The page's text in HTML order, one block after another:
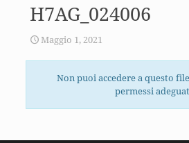
H7AG_024006
Maggio 1, 2021
Non puoi accedere a questo
permessi